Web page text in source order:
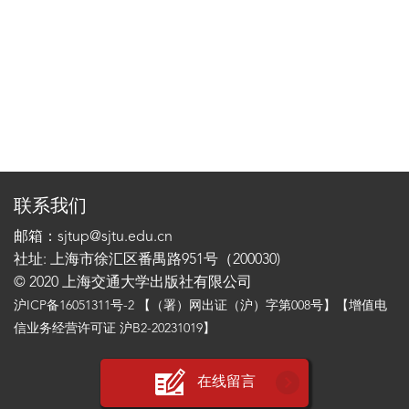
联系我们
邮箱：sjtup@sjtu.edu.cn
社址: 上海市徐汇区番禺路951号（200030)
© 2020 上海交通大学出版社有限公司
沪ICP备16051311号-2 【（署）网出证（沪）字第008号】【增值电
信业务经营许可证 沪B2-20231019】
在线留言